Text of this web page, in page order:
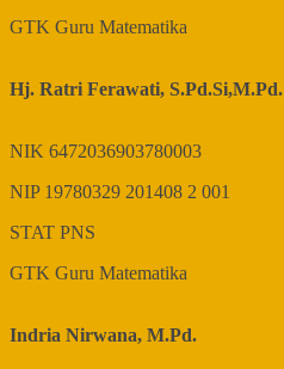
GTK Guru Matematika
Hj. Ratri Ferawati, S.Pd.Si,M.Pd.
NIK 6472036903780003
NIP 19780329 201408 2 001
STAT PNS
GTK Guru Matematika
Indria Nirwana, M.Pd.